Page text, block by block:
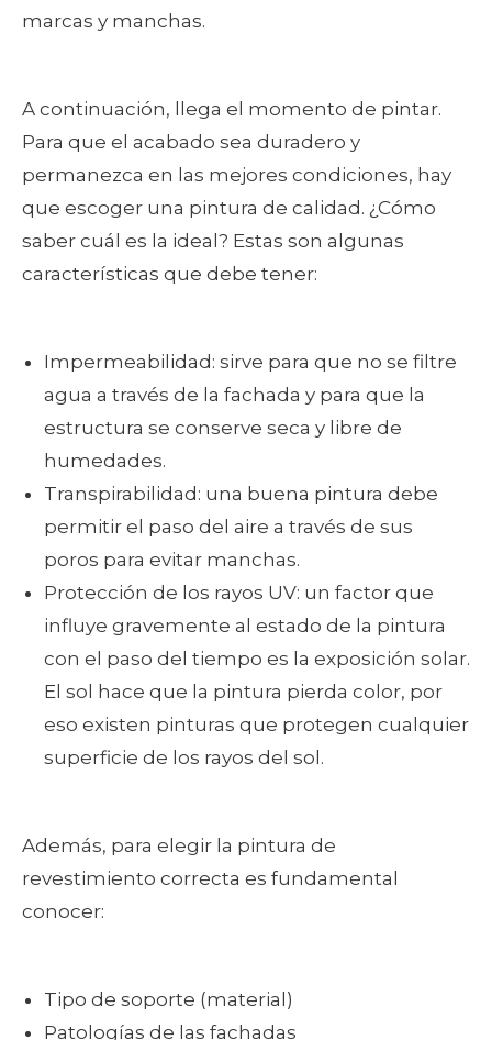
marcas y manchas.
A continuación, llega el momento de pintar.
Para que el acabado sea duradero y
permanezca en las mejores condiciones, hay
que escoger una pintura de calidad. ¿Cómo
saber cuál es la ideal? Estas son algunas
características que debe tener:
Impermeabilidad: sirve para que no se filtre
agua a través de la fachada y para que la
estructura se conserve seca y libre de
humedades.
Transpirabilidad: una buena pintura debe
permitir el paso del aire a través de sus
poros para evitar manchas.
Protección de los rayos UV: un factor que
influye gravemente al estado de la pintura
con el paso del tiempo es la exposición solar.
El sol hace que la pintura pierda color, por
eso existen pinturas que protegen cualquier
superficie de los rayos del sol.
Además, para elegir la pintura de
revestimiento correcta es fundamental
conocer:
Tipo de soporte (material)
Patologías de las fachadas